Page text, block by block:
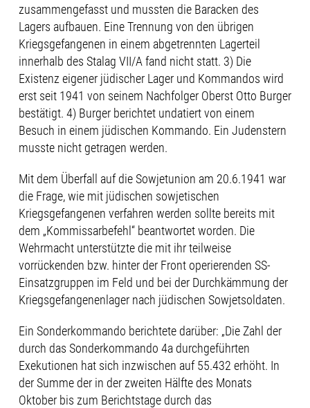
zusammengefasst und mussten die Baracken des
Lagers aufbauen. Eine Trennung von den übrigen
Kriegsgefangenen in einem abgetrennten Lagerteil
innerhalb des Stalag VII/A fand nicht statt. 3) Die
Existenz eigener jüdischer Lager und Kommandos wird
erst seit 1941 von seinem Nachfolger Oberst Otto Burger
bestätigt. 4) Burger berichtet undatiert von einem
Besuch in einem jüdischen Kommando. Ein Judenstern
musste nicht getragen werden.
Mit dem Überfall auf die Sowjetunion am 20.6.1941 war
die Frage, wie mit jüdischen sowjetischen
Kriegsgefangenen verfahren werden sollte bereits mit
dem „Kommissarbefehl“ beantwortet worden. Die
Wehrmacht unterstützte die mit ihr teilweise
vorrückenden bzw. hinter der Front operierenden SS-
Einsatzgruppen im Feld und bei der Durchkämmung der
Kriegsgefangenenlager nach jüdischen Sowjetsoldaten.
Ein Sonderkommando berichtete darüber: „Die Zahl der
durch das Sonderkommando 4a durchgeführten
Exekutionen hat sich inzwischen auf 55.432 erhöht. In
der Summe der in der zweiten Hälfte des Monats
Oktober bis zum Berichtstage durch das